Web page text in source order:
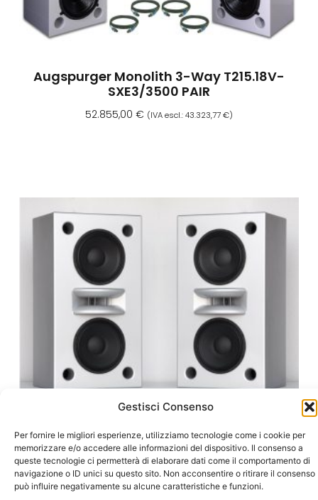
Gestisci Consenso
Per fornire le migliori esperienze, utilizziamo tecnologie come i cookie per
memorizzare e/o accedere alle informazioni del dispositivo. Il consenso a
queste tecnologie ci permetterà di elaborare dati come il comportamento di
navigazione o ID unici su questo sito. Non acconsentire o ritirare il consenso
può influire negativamente su alcune caratteristiche e funzioni.
Augspurger Monolith 3-Way T215.18V-
SXE3/3500 PAIR
52.855,00 € (IVA escl.:43.323,77€)
Augspurger Duo 15 Passive Main Monitors
PAIR
25.640,00€ (IVA escl.:21.016,39€)